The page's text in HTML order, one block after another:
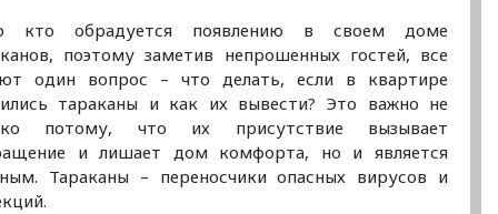
кто обрадуется появлению в своем доме
поэтому заметив непрошенных гостей, все
один вопрос – что делать, если в квартире
тараканы и как их вывести? Это важно не
потому, что их присутствие вызывает
и лишает дом комфорта, но и является
Тараканы – переносчики опасных вирусов и